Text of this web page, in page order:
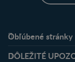
Obľúbené stránky
DÔLEŽITÉ